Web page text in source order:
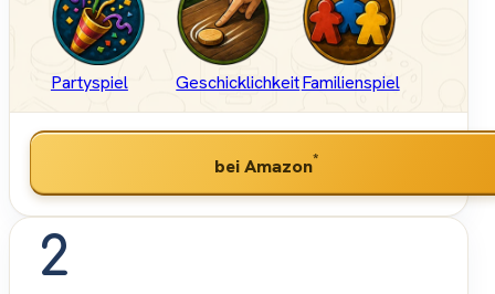
Partyspiel GeschicklichkeitFamilienspiel
bei Amazon*
2